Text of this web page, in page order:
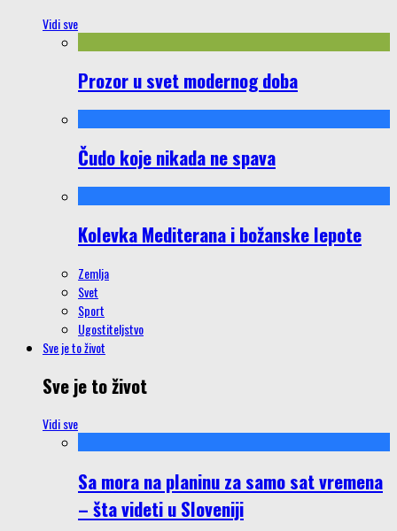
Vidi sve
Prozor u svet modernog doba
Čudo koje nikada ne spava
Kolevka Mediterana i božanske lepote
Zemlja
Svet
Sport
Ugostiteljstvo
Sve je to život
Sve je to život
Vidi sve
Sa mora na planinu za samo sat vremena
– šta videti u Sloveniji